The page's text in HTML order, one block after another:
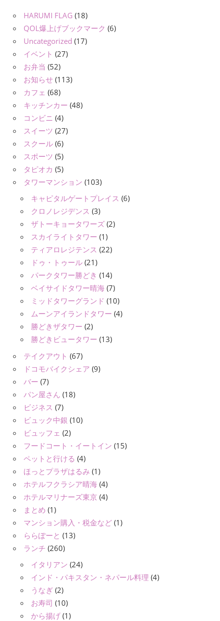
HARUMI FLAG (18)
QOL爆上げブックマーク (6)
Uncategorized (17)
イベント (27)
お弁当 (52)
お知らせ (113)
カフェ (68)
キッチンカー (48)
コンビニ (4)
スイーツ (27)
スクール (6)
スポーツ (5)
タピオカ (5)
タワーマンション (103)
キャピタルゲートプレイス (6)
クロノレジデンス (3)
ザトーキョータワーズ (2)
スカイライトタワー (1)
ティアロレジテンス (22)
ドゥ・トゥール (21)
パークタワー勝どき (14)
ベイサイドタワー晴海 (7)
ミッドタワーグランド (10)
ムーンアイランドタワー (4)
勝どきザタワー (2)
勝どきビュータワー (13)
テイクアウト (67)
ドコモバイクシェア (9)
バー (7)
パン屋さん (18)
ビジネス (7)
ビュック中銀 (10)
ビュッフェ (2)
フードコート・イートイン (15)
ペットと行ける (4)
ほっとプラザはるみ (1)
ホテルフクラシア晴海 (4)
ホテルマリナーズ東京 (4)
まとめ (1)
マンション購入・税金など (1)
ららぽーと (13)
ランチ (260)
イタリアン (24)
インド・パキスタン・ネパール料理 (4)
うなぎ (2)
お寿司 (10)
から揚げ (1)